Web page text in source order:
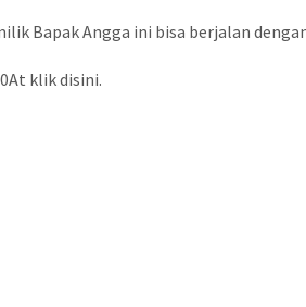
Bapak Angga ini bisa berjalan
klik disini.